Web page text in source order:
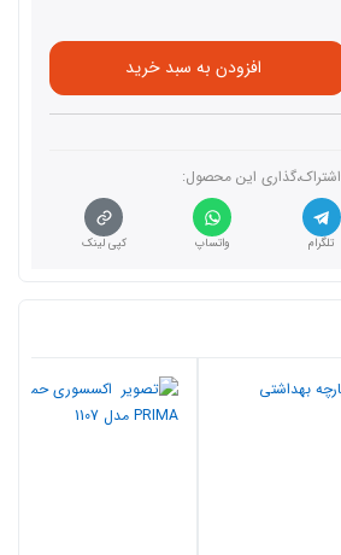
افزودن به سبد خرید
اشتراک،گذاری این محصول‌:
تلگرام واتساپ کپی لینک